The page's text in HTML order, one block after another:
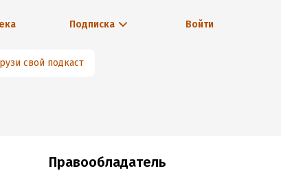
Подписка Войти
свой подкаст
Правообладатель